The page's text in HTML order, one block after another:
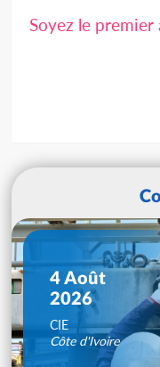
Soyez le
4 Août
2026
CIE
Côte d'Ivoire